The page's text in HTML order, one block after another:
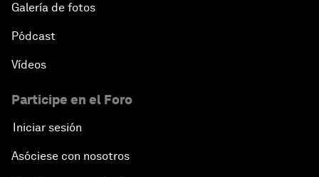
Galería de fotos
Pódcast
Vídeos
Participe en el Foro
Iniciar sesión
Asóciese con nosotros